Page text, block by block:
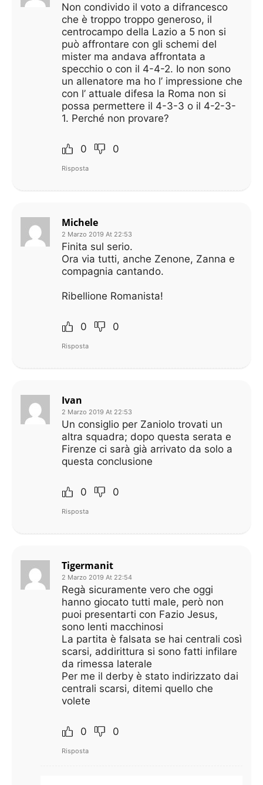
Non condivido il voto a difrancesco
che è troppo troppo generoso, il
centrocampo della Lazio a 5 non si
può affrontare con gli schemi del
mister ma andava affrontata a
specchio o con il 4-4-2. Io non sono
un allenatore ma ho l’ impressione che
con l’ attuale difesa la Roma non si
possa permettere il 4-3-3 o il 4-2-3-
1. Perché non provare?
0 0
Risposta
Michele
2 Marzo 2019 At 22:53
Finita sul serio.
Ora via tutti, anche Zenone, Zanna e
compagnia cantando.
Ribellione Romanista!
0 0
Risposta
Ivan
2 Marzo 2019 At 22:53
Un consiglio per Zaniolo trovati un
altra squadra; dopo questa serata e
Firenze ci sarà già arrivato da solo a
questa conclusione
0 0
Risposta
Tigermanit
2 Marzo 2019 At 22:54
Regà sicuramente vero che oggi
hanno giocato tutti male, però non
puoi presentarti con Fazio Jesus,
sono lenti macchinosi
La partita è falsata se hai centrali così
scarsi, addirittura si sono fatti infilare
da rimessa laterale
Per me il derby è stato indirizzato dai
centrali scarsi, ditemi quello che
volete
0 0
Risposta